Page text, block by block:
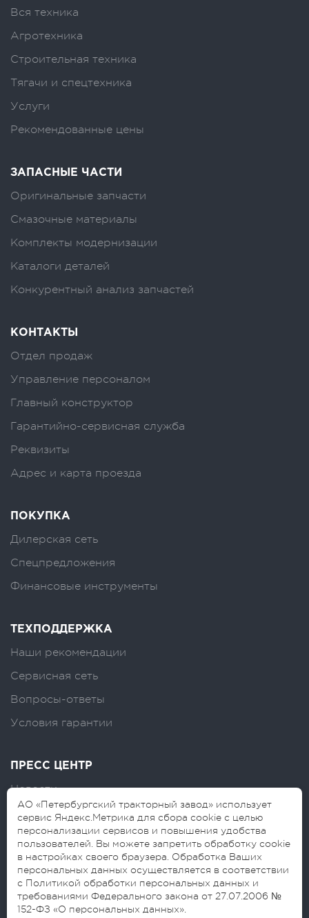
Вся техника
Агротехника
Строительная техника
Тягачи и спецтехника
Услуги
Рекомендованные цены
ЗАПАСНЫЕ ЧАСТИ
Оригинальные запчасти
Смазочные материалы
Комплекты модернизации
Каталоги деталей
Конкурентный анализ запчастей
КОНТАКТЫ
Отдел продаж
Управление персоналом
Главный конструктор
Гарантийно-сервисная служба
Реквизиты
Адрес и карта проезда
ПОКУПКА
Дилерская сеть
Спецпредложения
Финансовые инструменты
ТЕХПОДДЕРЖКА
Наши рекомендации
Сервисная сеть
Вопросы-ответы
Условия гарантии
ПРЕСС ЦЕНТР
Новости
Логотипы
Блог
АО «Петербургский тракторный завод» использует
сервис Яндекс.Метрика для сбора cookie с целью
персонализации сервисов и повышения удобства
пользователей. Вы можете запретить обработку cookie
в настройках своего браузера. Обработка Ваших
персональных данных осуществляется в соответствии
с Политикой обработки персональных данных и
требованиями Федерального закона от 27.07.2006 №
152-ФЗ «О персональных данных».